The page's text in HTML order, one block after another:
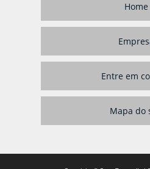
Home
Entre em
Mapa do